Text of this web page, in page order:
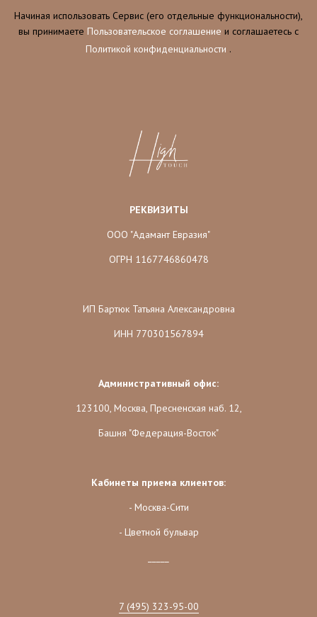
Начиная использовать Сервис (его отдельные функциональности),
вы принимаете Пользовательское соглашение и соглашаетесь c
Политикой конфиденциальности .
РЕКВИЗИТЫ
ООО "Адамант Евразия"
ОГРН 1167746860478
ИП Бартюк Татьяна Александровна
ИНН 770301567894
Административный офис:
123100, Москва, Пресненская наб. 12,
Башня "Федерация-Восток"
Кабинеты приема клиентов:
- Москва-Сити
- Цветной бульвар
7 (495) 323-95-00